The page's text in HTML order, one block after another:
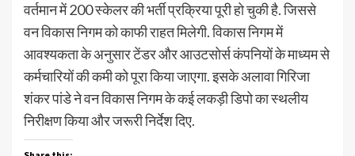
वर्तमान में 200 स्केलर की भर्ती प्रक्रिया पूरी हो चुकी है. जिससे
वन विकास निगम को काफी राहत मिलेगी. विकास निगम में
आवश्यकता के अनुसार टेंडर और आउटसोर्स कंपनियों के माध्यम से
कर्मचारियों की कमी को पूरा किया जाएगा. इसके अलावा गिरिजा
शंकर पांडे ने वन विकास निगम के कई लकड़ी डिपो का स्थलीय
निरीक्षण किया और जरूरी निर्देश दिए.